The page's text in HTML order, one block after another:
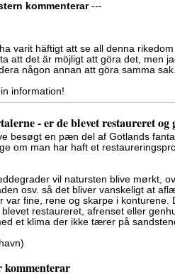
kommenterar---
varit häftigt att se all denna
att det är möjligt att göra det, men
någon annan att göra samma
information!
- er de blevet restaureret og
besøgt en pæn del af Gotlands
om man har haft et
vil natursten blive mørkt,
osv. så det bliver vanskeligt at
var fine, rene og skarpe i konturene.
restaureret, afrenset eller
et klima der ikke tærer på
kommenterar